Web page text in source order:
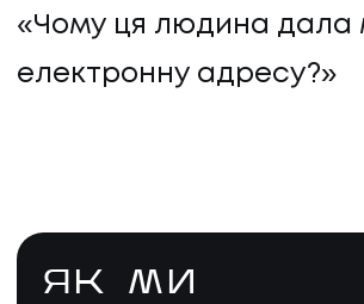
«Чому ця людина дала
електронну адресу?»
ЯК МИ